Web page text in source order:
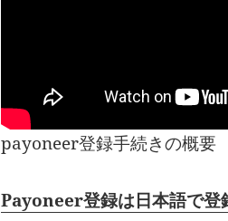
payoneer登録手続きの概要
Payoneer登録は日本語で登